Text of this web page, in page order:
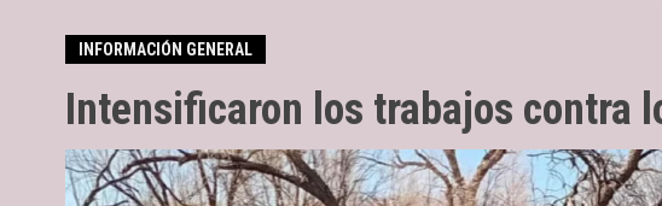
INFORMACIÓN GENERAL
Intensificaron los trabajos contra